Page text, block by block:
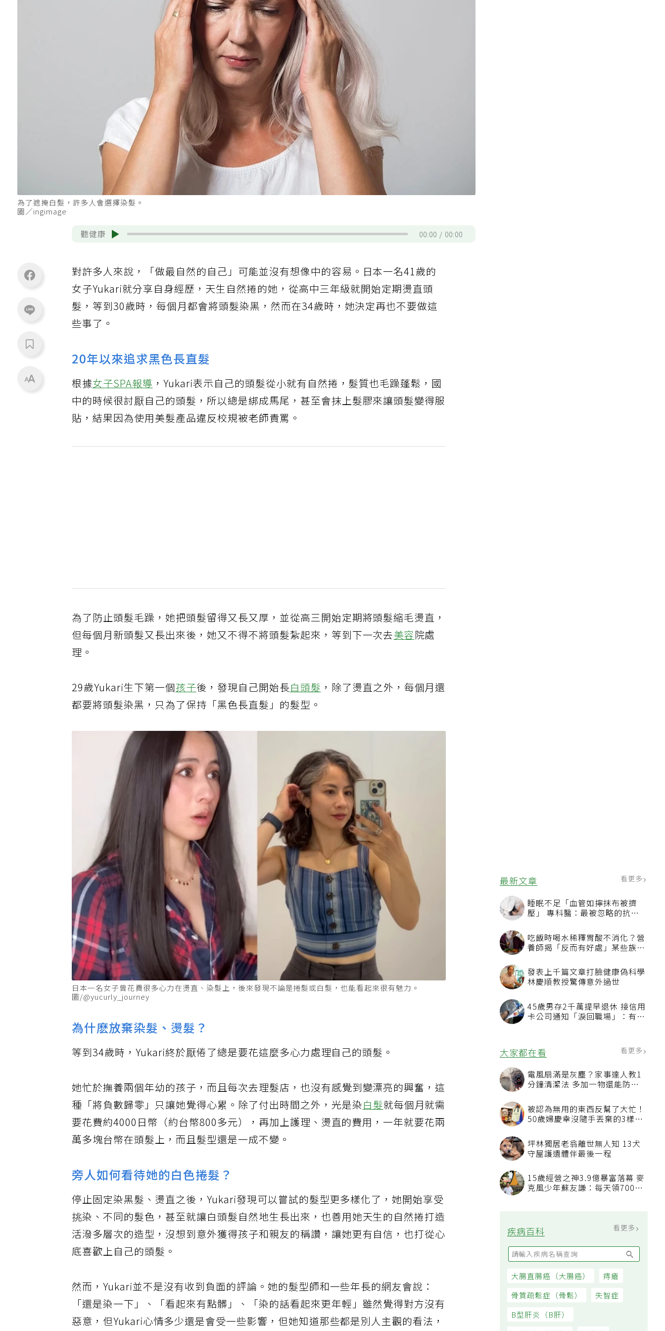
最新文章 看更多
睡眠不足「血管如擰抹布被擠
壓」 專科醫：最被忽略的抗老
吃飯時喝水稀釋胃酸不消化？營
養師揭「反而有好處」某些族群
發表上千篇文章打臉健康偽科學
林慶順教授驚傳意外過世
45歲男存2千萬提早退休 接信用
卡公司通知「淚回職場」：有錢
大家都在看
電風扇滿是灰塵？家事達人教1
被認為無用的東西反幫了大忙！
50歲婦慶幸沒隨手丟棄的3樣物
坪林獨居老翁離世無人知 13犬
守屋護遺體伴最後一程
15歲經營之神3.9億暴富落幕 麥
疾病百科
為了遮掩白髮，許多人會選擇染髮。
圖／ingimage
聽健康 00:00 00:00
對許多人來說，「做最自然的自己」可能並沒有想像中的容易。日本一名41歲的
女子Yukari就分享自身經歷，天生自然捲的她，從高中三年級就開始定期燙直頭
髮，等到30歲時，每個月都會將頭髮染黑，然而在34歲時，她決定再也不要做這
些事了。
20年以來追求黑色長直髮
根據女子SPA報導 ，Yukari表示自己的頭髮從小就有自然捲，髮質也毛躁蓬鬆，國
中的時候很討厭自己的頭髮，所以總是綁成馬尾，甚至會抹上髮膠來讓頭髮變得服
貼，結果因為使用美髮產品違反校規被老師責罵。
為了防止頭髮毛躁，她把頭髮留得又長又厚，並從高三開始定期將頭髮縮毛燙直，
但每個月新頭髮又長出來後，她又不得不將頭髮紮起來，等到下一次去美容院處
理。
29歲Yukari生下第一個孩子後，發現自己開始長白頭髮 ，除了燙直之外，每個月還
都要將頭髮染黑，只為了保持「黑色長直髮」的髮型。
日本一名女子曾花費很多心力在燙直、染髮上，後來發現不論是捲髮或白髮，也能看起來很有魅力。
圖/@yucurly_journey
為什麽放棄染髮、燙髮？
等到34歲時，Yukari終於厭倦了總是要花這麼多心力處理自己的頭髮。
她忙於撫養兩個年幼的孩子，而且每次去理髮店，也沒有感覺到變漂亮的興奮，這
種「將負數歸零」只讓她覺得心累。除了付出時間之外，光是染白髮就每個月就需
要花費約4000日幣（約台幣800多元），再加上護理、燙直的費用，一年就要花兩
萬多塊台幣在頭髮上，而且髮型還是一成不變。
旁人如何看待她的白色捲髮？
停止固定染黑髮、燙直之後，Yukari發現可以嘗試的髮型更多樣化了，她開始享受
挑染、不同的髮色，甚至就讓白頭髮自然地生長出來，也善用她天生的自然捲打造
活潑多層次的造型，沒想到意外獲得孩子和親友的稱讚，讓她更有自信，也打從心
底喜歡上自己的頭髮。
然而，Yukari並不是沒有收到負面的評論。她的髮型師和一些年長的網友會說：
「還是染一下」、「看起來有點髒」、「染的話看起來更年輕」雖然覺得對方沒有